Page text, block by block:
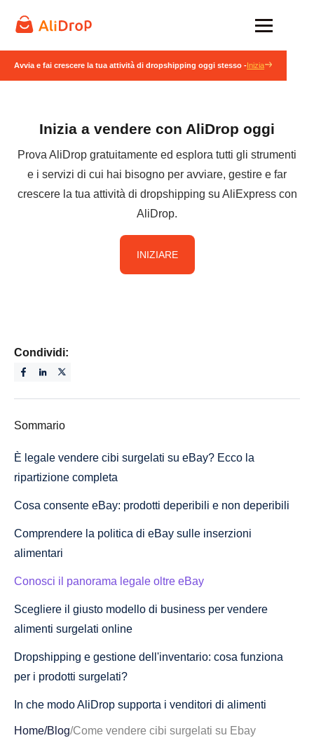
Avvia e fai crescere la tua attività di dropshipping oggi stesso -Inizia
Inizia a vendere con AliDrop oggi
Prova AliDrop gratuitamente ed esplora tutti gli strumenti
e i servizi di cui hai bisogno per avviare, gestire e far
crescere la tua attività di dropshipping su AliExpress con
AliDrop.
INIZIARE
Condividi:
Sommario
È legale vendere cibi surgelati su eBay? Ecco la
ripartizione completa
Cosa consente eBay: prodotti deperibili e non deperibili
Comprendere la politica di eBay sulle inserzioni
alimentari
Conosci il panorama legale oltre eBay
Scegliere il giusto modello di business per vendere
alimenti surgelati online
Dropshipping e gestione dell'inventario: cosa funziona
per i prodotti surgelati?
In che modo AliDrop supporta i venditori di alimenti
surgelati con un'infrastruttura intelligente
Home/Blog/Come vendere cibi surgelati su Ebay